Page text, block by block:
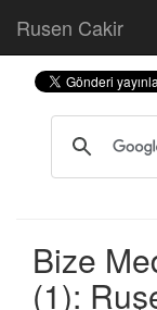
Rusen Cakir
Bize
(1):